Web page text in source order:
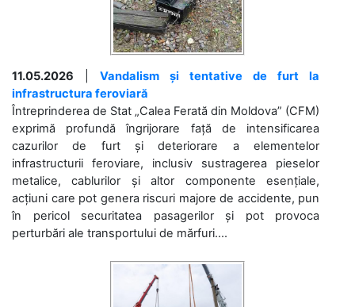
11.05.2026
Vandalism și tentative de furt la
infrastructura feroviară
Întreprinderea de Stat „Calea Ferată din Moldova” (CFM)
exprimă profundă îngrijorare față de intensificarea
cazurilor de furt și deteriorare a elementelor
infrastructurii feroviare, inclusiv sustragerea pieselor
metalice, cablurilor și altor componente esențiale,
acțiuni care pot genera riscuri majore de accidente, pun
în pericol securitatea pasagerilor și pot provoca
perturbări ale transportului de mărfuri....